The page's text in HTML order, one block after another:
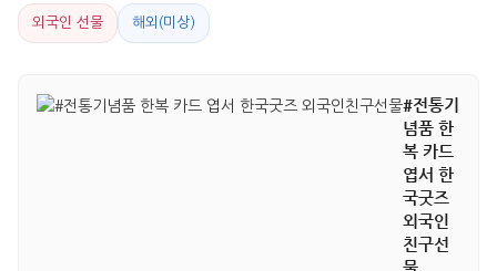
외국인 선물 해외(미상)
#전통기
념품 한
복 카드
엽서 한
국굿즈
외국인
친구선
물